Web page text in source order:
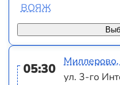
ВОЯЖ
05:30
ул. 3-го